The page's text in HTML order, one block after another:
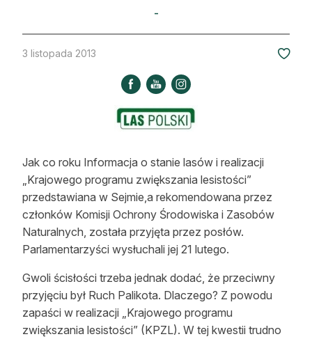
Nowe technologie
Kultura i historia
Dla drwala
Leśnik na zakupach
Z zagranicy
Edukacja
Lasy prywatne
O nas
-
3 listopada 2013
Jak co roku Informacja o stanie lasów i realizacji
„Krajowego programu zwiększania lesistości”
przedstawiana w Sejmie,a rekomendowana przez
członków Komisji Ochrony Środowiska i Zasobów
Naturalnych, została przyjęta przez posłów.
Parlamentarzyści wysłuchali jej 21 lutego.
Gwoli ścisłości trzeba jednak dodać, że przeciwny
przyjęciu był Ruch Palikota. Dlaczego? Z powodu
zapaści w realizacji „Krajowego programu
zwiększania lesistości” (KPZL). W tej kwestii trudno